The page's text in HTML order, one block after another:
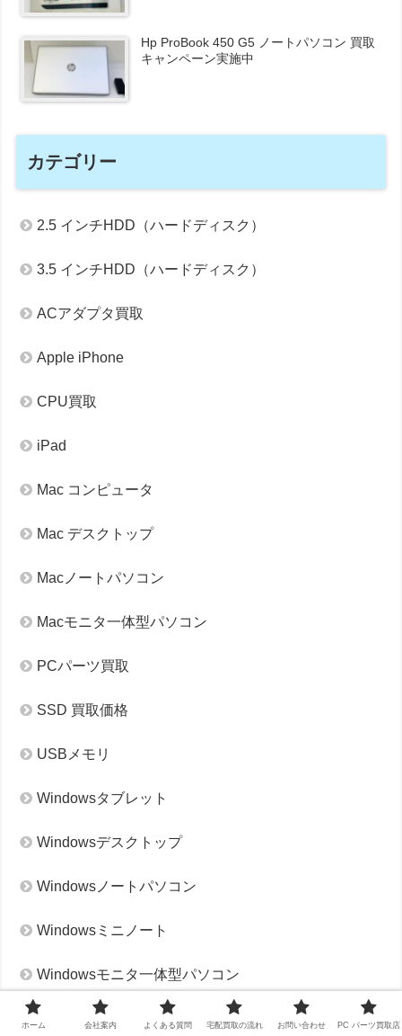
Hp ProBook 450 G5 ノートパソコン 買取
キャンペーン実施中
カテゴリー
2.5 インチHDD（ハードディスク）
3.5 インチHDD（ハードディスク）
ACアダプタ買取
Apple iPhone
CPU買取
iPad
Mac コンピュータ
Mac デスクトップ
Macノートパソコン
Macモニタ一体型パソコン
PCパーツ買取
SSD 買取価格
USBメモリ
Windowsタブレット
Windowsデスクトップ
Windowsノートパソコン
Windowsミニノート
Windowsモニタ一体型パソコン
ゲーミングPC
ホーム 会社案内 よくある質問 宅配買取の流れ お問い合わせ PC パーツ買取店